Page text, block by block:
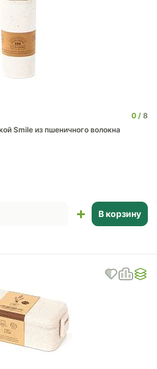
0
8
Smile из пшеничного волокна
В корзину